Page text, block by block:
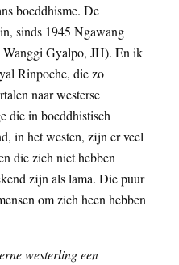
boeddhisme. De
sinds 1945 Ngawang
Wanggi Gyalpo, JH). En ik
Rinpoche, die zo
naar westerse
die in boeddhistisch
in het westen, zijn er veel
die zich niet hebben
zijn als lama. Die puur
om zich heen hebben
westerling een